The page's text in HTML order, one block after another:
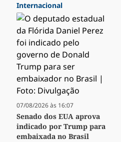
Internacional
07/08/2026 às 16:07
Senado dos EUA aprova
indicado por Trump para
embaixada no Brasil